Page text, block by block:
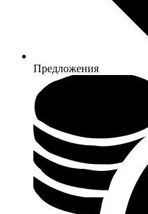
Предложения